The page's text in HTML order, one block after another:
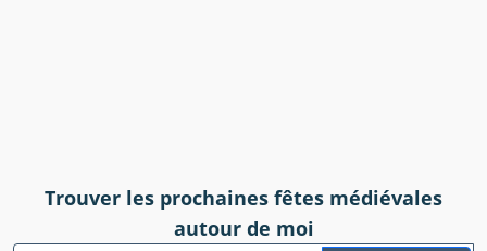
Trouver les prochaines fêtes médiévales
autour de moi